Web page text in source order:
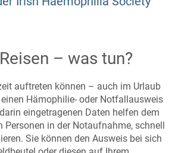
– was tun?
auftreten können – auch im Urlaub
Hämophilie- oder Notfallausweis
eingetragenen Daten helfen dem
Personen in der Notaufnahme, schnell
Sie können den Ausweis bei sich